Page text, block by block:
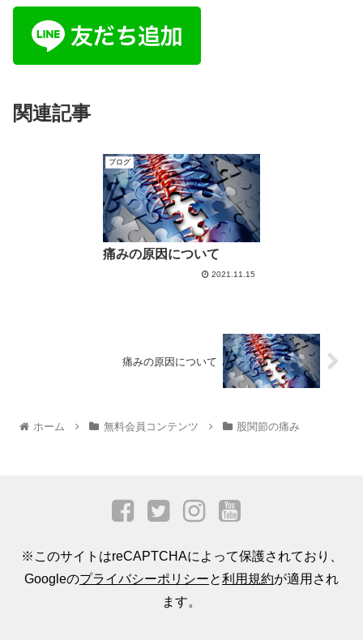
関連記事
ブログ
痛みの原因について
2021.11.15
痛みの原因について
ホーム 無料会員コンテンツ 股関節の痛み
※このサイトはreCAPTCHAによって保護されており、
Googleのプライバシーポリシーと利用規約が適用され
ます。